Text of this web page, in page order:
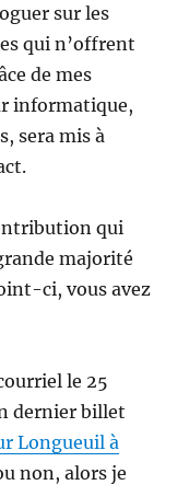
sur les
qui n’offrent
de mes
informatique,
sera mis à
qui
majorité
ci, vous avez
le 25
dernier billet
Longueuil à
non, alors je